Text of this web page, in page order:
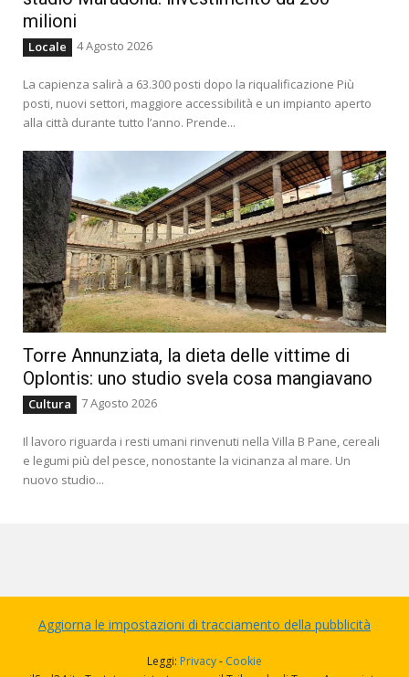
milioni
Locale 4 Agosto 2026
La capienza salirà a 63.300 posti dopo la riqualificazione Più
posti, nuovi settori, maggiore accessibilità e un impianto aperto
alla città durante tutto l’anno. Prende...
Torre Annunziata, la dieta delle vittime di
Oplontis: uno studio svela cosa mangiavano
Cultura 7 Agosto 2026
Il lavoro riguarda i resti umani rinvenuti nella Villa B Pane, cereali
e legumi più del pesce, nonostante la vicinanza al mare. Un
nuovo studio...
Aggiorna le impostazioni di tracciamento della pubblicità
Leggi: Privacy- Cookie